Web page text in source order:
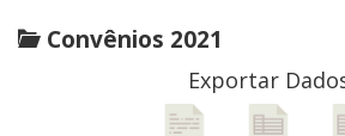
Convênios 2021
Exportar